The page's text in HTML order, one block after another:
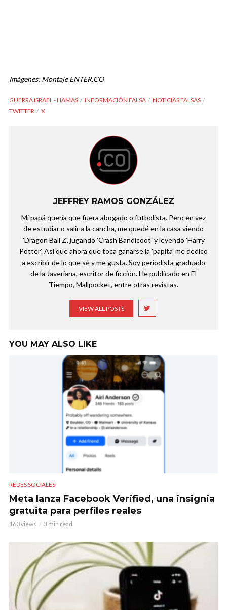
Imágenes: Montaje ENTER.CO
GUERRA ISRAEL - HAMAS INFORMACIÓN FALSA
NOTICIAS FALSAS
TWITTER
X
JEFFREY RAMOS GONZÁLEZ
Mi papá quería que fuera abogado o futbolista. Pero en vez
de estudiar o salir a la cancha, me quedé en la casa viendo
'Dragon Ball Z', jugando 'Crash Bandicoot' y leyendo 'Harry
Potter'. Así que ahora que toca ganarse la 'papita' me dedico
a escribir de lo que sé y me gusta. Soy periodista graduado
de la Javeriana, escritor de ficción. He publicado en El
Tiempo, Mallpocket, entre otras revistas.
VIEW ALL POSTS
YOU MAY ALSO LIKE
REDES SOCIALES
Meta lanza Facebook Verified, una insignia
gratuita para perfiles reales
160 views 3 min read